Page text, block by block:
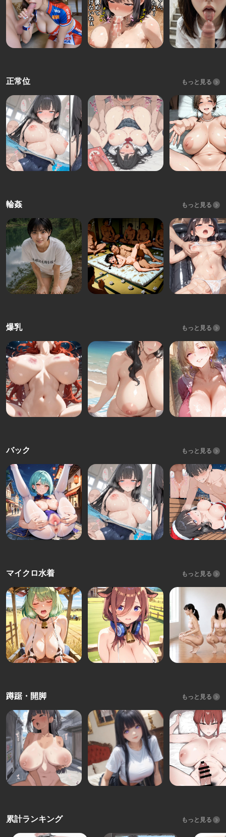
正常位 もっと見る
輪姦 もっと見る
爆乳 もっと見る
バック もっと見る
マイクロ水着 もっと見る
蹲踞・開脚 もっと見る
累計ランキング もっと見る